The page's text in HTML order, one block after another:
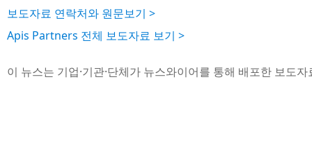
보도자료 연락처와 원문보기 >
Apis Partners 전체 보도자료 보기 >
이 뉴스는 기업·기관·단체가 뉴스와이어를 통해 배포한 보도